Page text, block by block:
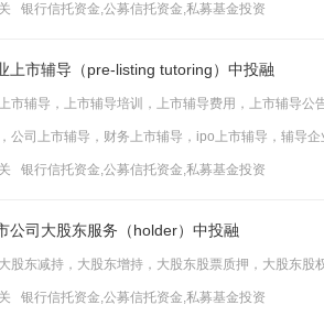
银行信托资金,公募信托资金,私募基金投资
上市辅导（pre-listing tutoring）中投融
市辅导，上市辅导培训，上市辅导费用，上市辅导
公司上市辅导，财务上市辅导，ipo上市辅导，辅导
银行信托资金,公募信托资金,私募基金投资
公司大股东服务（holder）中投融
股东减持，大股东增持，大股东股票质押，大股东股
银行信托资金,公募信托资金,私募基金投资